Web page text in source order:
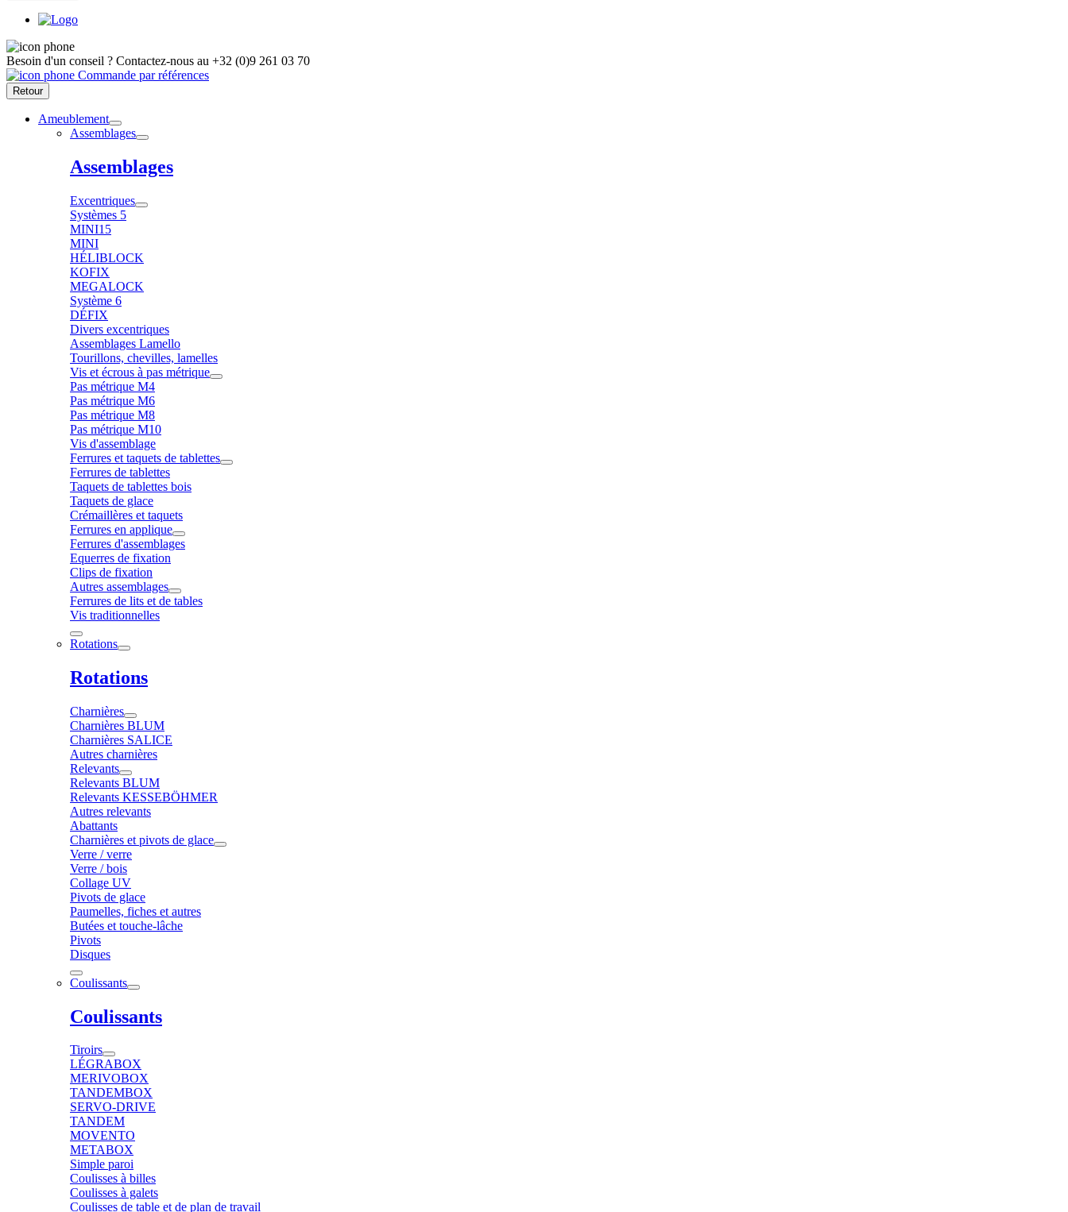
Besoin d'un conseil ? Contactez-nous au +32 (0)9 261 03 70
Commande par références
Retour
Ameublement
Assemblages
Assemblages
Excentriques
Systèmes 5
MINI15
MINI
HÉLIBLOCK
KOFIX
MEGALOCK
Système 6
DÉFIX
Divers excentriques
Assemblages Lamello
Tourillons, chevilles, lamelles
Vis et écrous à pas métrique
Pas métrique M4
Pas métrique M6
Pas métrique M8
Pas métrique M10
Vis d'assemblage
Ferrures et taquets de tablettes
Ferrures de tablettes
Taquets de tablettes bois
Taquets de glace
Crémaillères et taquets
Ferrures en applique
Ferrures d'assemblages
Equerres de fixation
Clips de fixation
Autres assemblages
Ferrures de lits et de tables
Vis traditionnelles
Rotations
Rotations
Charnières
Charnières BLUM
Charnières SALICE
Autres charnières
Relevants
Relevants BLUM
Relevants KESSEBÖHMER
Autres relevants
Abattants
Charnières et pivots de glace
Verre / verre
Verre / bois
Collage UV
Pivots de glace
Paumelles, fiches et autres
Butées et touche-lâche
Pivots
Disques
Coulissants
Coulissants
Tiroirs
LÉGRABOX
MERIVOBOX
TANDEMBOX
SERVO-DRIVE
TANDEM
MOVENTO
METABOX
Simple paroi
Coulisses à billes
Coulisses à galets
Coulisses de table et de plan de travail